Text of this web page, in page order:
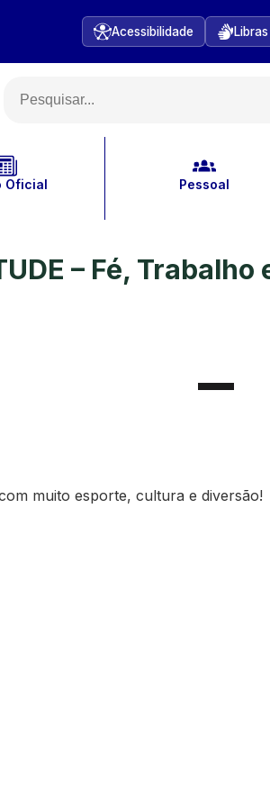
Acessibilidade Libras
Oficial Pessoal
– Fé, Trabalho
muito esporte, cultura e diversão!